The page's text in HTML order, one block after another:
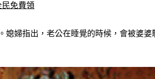
免費領
婦指出，老公在睡覺的時候，會被婆